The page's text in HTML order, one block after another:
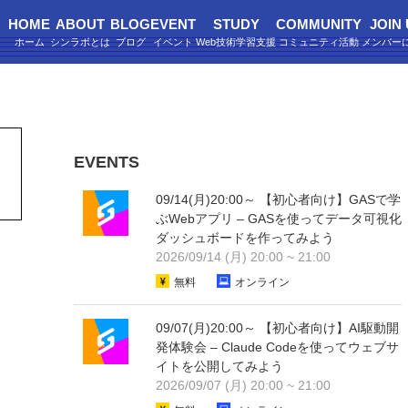
HOME ABOUT BLOGEVENT STUDY COMMUNITY JOIN
EVENTS
09/14(月)20:00～ 【初心者向け】GASで学
ぶWebアプリ – GASを使ってデータ可視化
ダッシュボードを作ってみよう
2026/09/14 (月) 20:00 ~ 21:00
無料 オンライン
09/07(月)20:00～ 【初心者向け】AI駆動開
発体験会 – Claude Codeを使ってウェブサ
イトを公開してみよう
2026/09/07 (月) 20:00 ~ 21:00